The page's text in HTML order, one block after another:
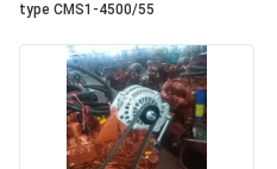
type CMS1-4500/55